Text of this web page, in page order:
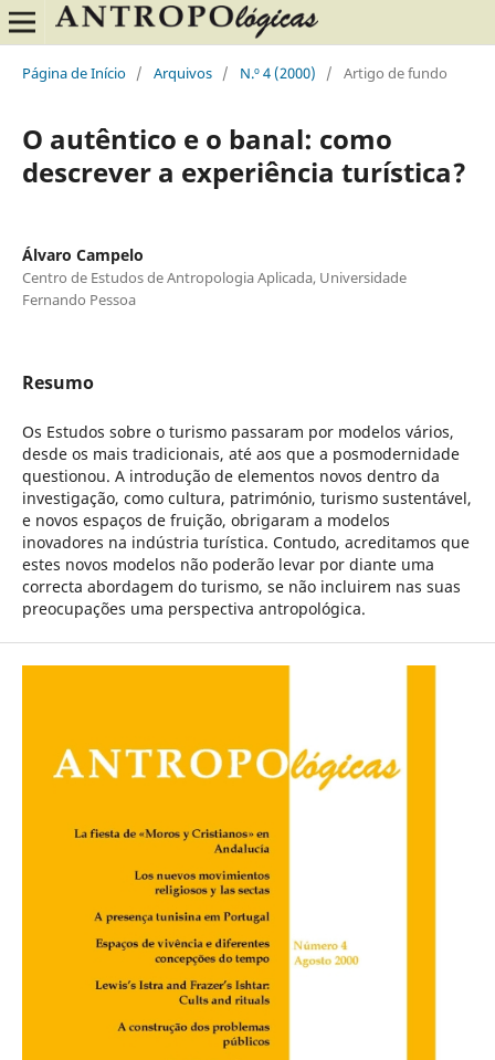
Página de Início / Arquivos / N.º 4 (2000) / Artigo de fundo
O autêntico e o banal: como
descrever a experiência turística?
Álvaro Campelo
Centro de Estudos de Antropologia Aplicada, Universidade
Fernando Pessoa
Resumo
Os Estudos sobre o turismo passaram por modelos vários,
desde os mais tradicionais, até aos que a posmodernidade
questionou. A introdução de elementos novos dentro da
investigação, como cultura, património, turismo sustentável,
e novos espaços de fruição, obrigaram a modelos
inovadores na indústria turística. Contudo, acreditamos que
estes novos modelos não poderão levar por diante uma
correcta abordagem do turismo, se não incluirem nas suas
preocupações uma perspectiva antropológica.